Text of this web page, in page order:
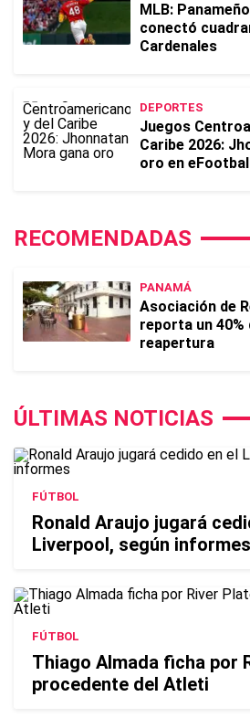
MLB:
conectó
Cardenales
DEPORTES
Juegos
Caribe 2026:
oro en
RECOMENDADAS
PANAMÁ
Asociación de
reporta un
reapertura
ÚLTIMAS NOTICIAS
FÚTBOL
Ronald Araujo jugará
Liverpool, según informes
FÚTBOL
Thiago Almada ficha por
procedente del Atleti